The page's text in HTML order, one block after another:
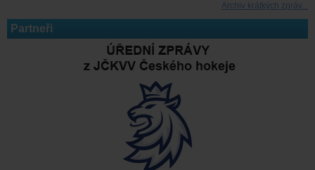
Archiv krátkých zpráv...
Partneři